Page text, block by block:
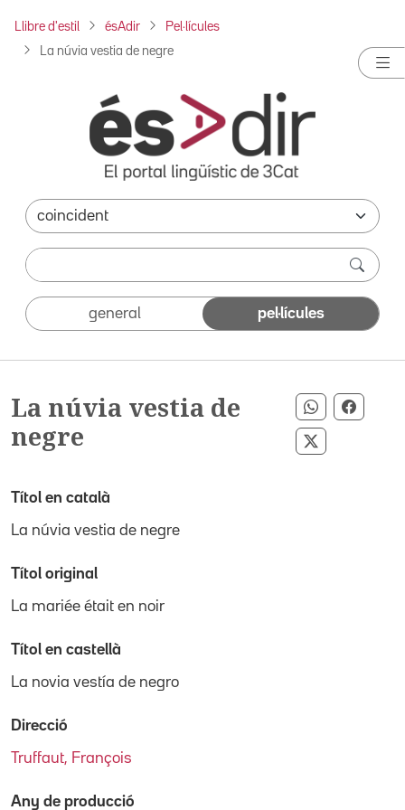
Llibre d'estil ésAdir Pel·lícules
La núvia vestia de negre
general pel·lícules
La núvia vestia de
negre
Compartir
Compartir
Títol en català
La núvia vestia de negre
Títol original
La mariée était en noir
Títol en castellà
La novia vestía de negro
Direcció
Truffaut, François
Any de producció